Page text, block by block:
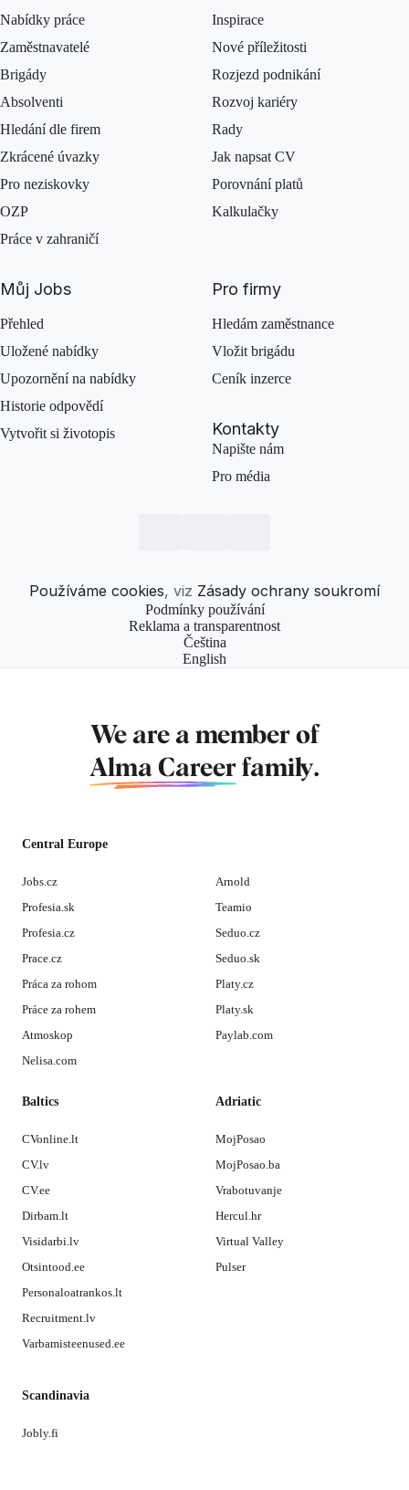
Nabídky práce
Zaměstnavatelé
Brigády
Absolventi
Hledání dle firem
Zkrácené úvazky
Pro neziskovky
OZP
Práce v zahraničí
Inspirace
Nové příležitosti
Rozjezd podnikání
Rozvoj kariéry
Rady
Jak napsat CV
Porovnání platů
Kalkulačky
Můj Jobs
Přehled
Uložené nabídky
Upozornění na nabídky
Historie odpovědí
Vytvořit si životopis
Pro firmy
Hledám zaměstnance
Vložit brigádu
Ceník inzerce
Kontakty
Napište nám
Pro média
Používáme cookies, viz Zásady ochrany soukromí
Podmínky používání
Reklama a transparentnost
Čeština
English
We are a member of
Alma Career family.
Central Europe
Jobs.cz
Profesia.sk
Profesia.cz
Prace.cz
Práca za rohom
Práce za rohem
Atmoskop
Nelisa.com
Arnold
Teamio
Seduo.cz
Seduo.sk
Platy.cz
Platy.sk
Paylab.com
Baltics
CVonline.lt
CV.lv
CV.ee
Dirbam.lt
Visidarbi.lv
Otsintood.ee
Personaloatrankos.lt
Recruitment.lv
Varbamisteenused.ee
Adriatic
MojPosao
MojPosao.ba
Vrabotuvanje
Hercul.hr
Virtual Valley
Pulser
Scandinavia
Jobly.fi